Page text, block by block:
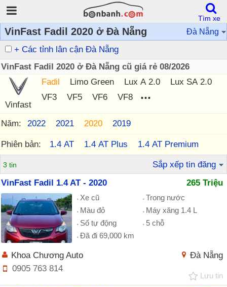
VinFast Fadil 2020 ở Đà Nẵng Đà Nẵng
+ Các tỉnh lân cận Đà Nẵng
VinFast Fadil 2020 ở Đà Nẵng cũ giá rẻ 08/2026
Vinfast
Fadil Limo Green Lux A 2.0
Lux SA 2.0
VF3
VF5 VF6 VF8 ...
Năm: 2022 2021 2020 2019
Phiên bản: 1.4 AT 1.4 AT Plus 1.4 AT Premium
3 tin
Sắp xếp tin đăng
VinFast Fadil 1.4 AT - 2020
265 Triệu
Xe cũ
Trong nước
Màu đỏ
Máy xăng 1.4 L
Số tự động
5 chỗ
Đã đi 69,000 km
Đà Nẵng
Khoa Chương Auto
0905 763 814
Lưu tin
Tìm xe